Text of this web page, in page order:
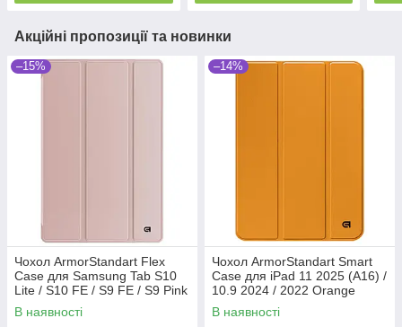
Акційні пропозиції та новинки
–15%
Чохол ArmorStandart Flex
Case для Samsung Tab S10
Lite / S10 FE / S9 FE / S9 Pink
(ARM84451)
В наявності
–14%
Чохол ArmorStandart Smart
Case для iPad 11 2025 (A16) /
10.9 2024 / 2022 Orange
(ARM89213)
В наявності